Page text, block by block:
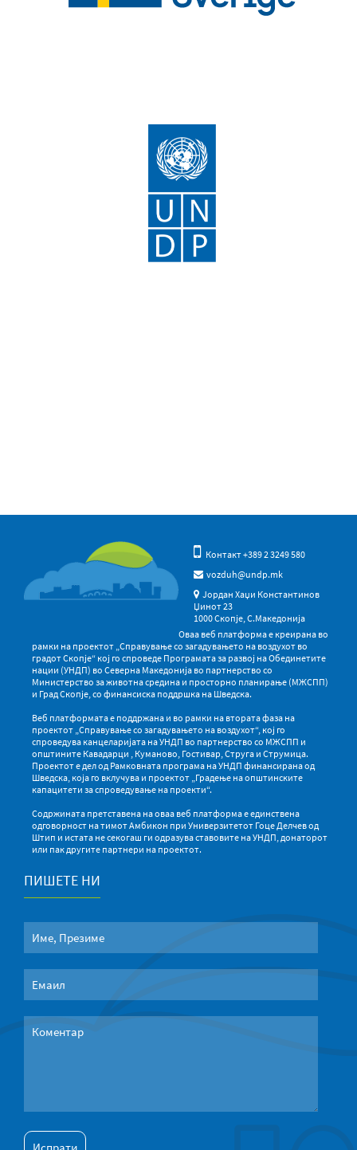
Контакт +389 2 3249 580
vozduh@undp.mk
Јордан Хаџи Константинов
Џинот 23
1000 Скопје, С.Македонија
Оваа веб платформа е креирана во
рамки на проектот „Справување со загадувањето на воздухот во
градот Скопје“ кој го спроведе Програмата за развој на Обединетите
нации (УНДП) во Северна Македонија во партнерство со
Министерство за животна средина и просторно планирање (МЖСПП)
и Град Скопје, со финансиска поддршка на Шведска.
Веб платформата е поддржана и во рамки на втората фаза на
проектот „Справување со загадувањето на воздухот“, кој го
спроведува канцеларијата на УНДП во партнерство со МЖСПП и
општините Кавадарци , Куманово, Гостивар, Струга и Струмица.
Проектот е дел од Рамковната програма на УНДП финансирана од
Шведска, која го вклучува и проектот „Градење на општинските
капацитети за спроведување на проекти“.
Содржината претставена на оваа веб платформа е единствена
одговорност на тимот Амбикон при Универзитетот Гоце Делчев од
Штип и истата не секогаш ги одразува ставовите на УНДП, донаторот
или пак другите партнери на проектот.
ПИШЕТЕ НИ